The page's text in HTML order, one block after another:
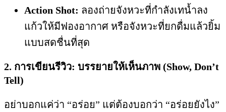
Action Shot: ลองถ่ายจังหวะที่กำลังเทน้ำลง
แก้วให้มีฟองอากาศ หรือจังหวะที่ยกดื่มแล้วยิ้ม
แบบสดชื่นที่สุด
2. การเขียนรีวิว: บรรยายให้เห็นภาพ (Show, Don’t
Tell)
อย่าบอกแค่ว่า “อร่อย” แต่ต้องบอกว่า “อร่อยยังไง”